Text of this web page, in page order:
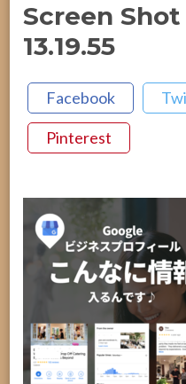
Screen
13.19.55
Facebook
Pinterest